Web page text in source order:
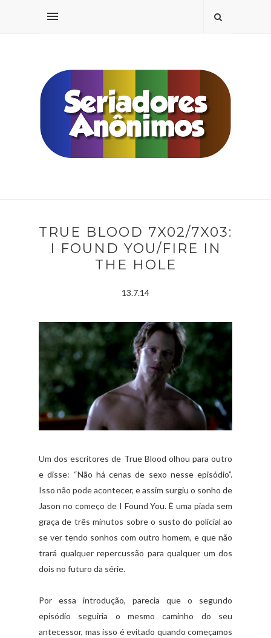
TRUE BLOOD 7X02/7X03:
I FOUND YOU/FIRE IN
THE HOLE
13.7.14
Um dos escritores de True Blood olhou para outro
e disse: “Não há cenas de sexo nesse episódio”.
Isso não pode acontecer, e assim surgiu o sonho de
Jason no começo de I Found You. È uma piada sem
graça de três minutos sobre o susto do policial ao
se ver tendo sonhos com outro homem, e que não
trará qualquer repercussão para qualquer um dos
dois no futuro da série.
Por essa introdução, parecia que o segundo
episódio seguiria o mesmo caminho do seu
antecessor, mas isso é evitado quando começamos